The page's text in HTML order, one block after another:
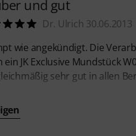
und gut
Dr. Ulrich 30.06.2013
wie angekündigt. Die
JK Exclusive Mundstück
sehr gut in allen